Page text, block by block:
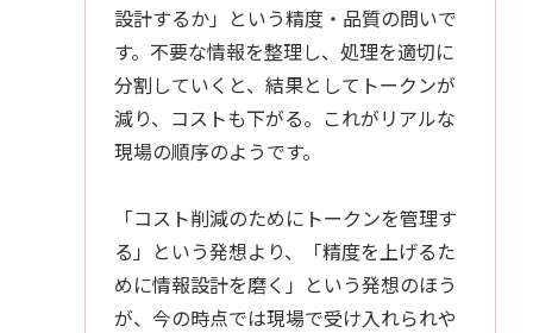
設計するか」という精度・品質の問いで
す。不要な情報を整理し、処理を適切に
分割していくと、結果としてトークンが
減り、コストも下がる。これがリアルな
現場の順序のようです。
「コスト削減のためにトークンを管理す
る」という発想より、「精度を上げるた
めに情報設計を磨く」という発想のほう
が、今の時点では現場で受け入れられや